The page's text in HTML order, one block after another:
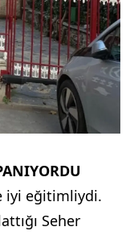
iyi eğitimliydi.
Seher